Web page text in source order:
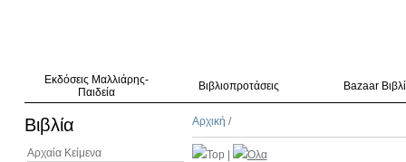
Εκδόσεις Μαλλιάρης-
Παιδεία
Βιβλιοπροτάσεις Bazaar
Βιβλία
Αρχαία Κείμενα
Αρχική /
Top Όλα